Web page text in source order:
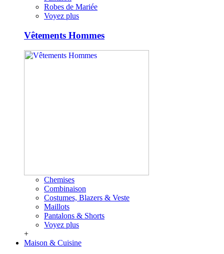
Robes de Mariée
Voyez plus
Vêtements Hommes
Chemises
Combinaison
Costumes, Blazers & Veste
Maillots
Pantalons & Shorts
Voyez plus
+
Maison & Cuisine